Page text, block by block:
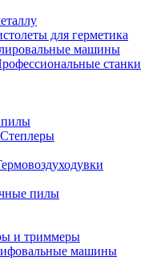
для герметика
машины
станки
пилы
Степлеры
пилы
и триммеры
машины